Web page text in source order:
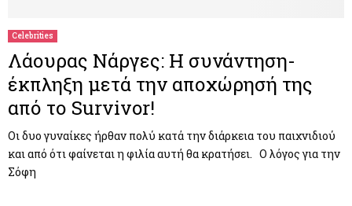
Celebrities
Λάουρας Νάργες: Η συνάντηση-
έκπληξη μετά την αποχώρησή της
από το Survivor!
Οι δυο γυναίκες ήρθαν πολύ κατά την διάρκεια του παιχνιδιού
και από ότι φαίνεται η φιλία αυτή θα κρατήσει. Ο λόγος για την
Σόφη